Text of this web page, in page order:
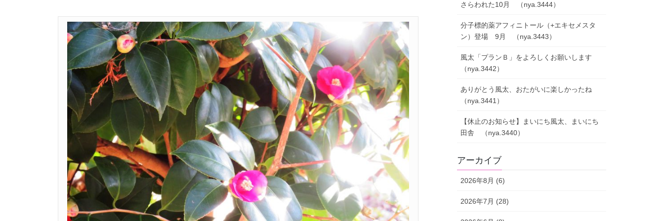
さらわれた10月 （nya.3444）
分子標的薬アフィニトール（+エキセメスタ
ン）登場 9月 （nya.3443）
風太「プランＢ」をよろしくお願いします
（nya.3442）
ありがとう風太、おたがいに楽しかったね
（nya.3441）
【休止のお知らせ】まいにち風太、まいにち
田舎 （nya.3440）
アーカイブ
2026年8月 (6)
2026年7月 (28)